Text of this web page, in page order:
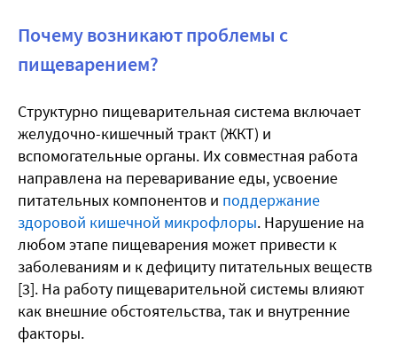
Почему возникают проблемы с
пищеварением?
Структурно пищеварительная система включает
желудочно-кишечный тракт (ЖКТ) и
вспомогательные органы. Их совместная работа
направлена на переваривание еды, усвоение
питательных компонентов и поддержание
здоровой кишечной микрофлоры. Нарушение на
любом этапе пищеварения может привести к
заболеваниям и к дефициту питательных веществ
[3]. На работу пищеварительной системы влияют
как внешние обстоятельства, так и внутренние
факторы.